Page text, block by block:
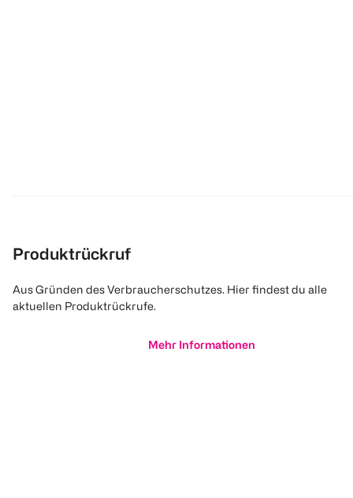
Produktrückruf
Aus Gründen des Verbraucherschutzes. Hier findest du alle
aktuellen Produktrückrufe.
Mehr Informationen